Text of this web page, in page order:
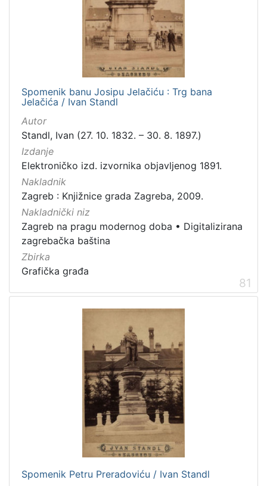
Spomenik banu Josipu Jelačiću : Trg bana
Jelačića / Ivan Standl
Autor
Standl, Ivan (27. 10. 1832. – 30. 8. 1897.)
Izdanje
Elektroničko izd. izvornika objavljenog 1891.
Nakladnik
Zagreb : Knjižnice grada Zagreba, 2009.
Nakladnički niz
Zagreb na pragu modernog doba • Digitalizirana
zagrebačka baština
Zbirka
Grafička građa
81
Spomenik Petru Preradoviću / Ivan Standl